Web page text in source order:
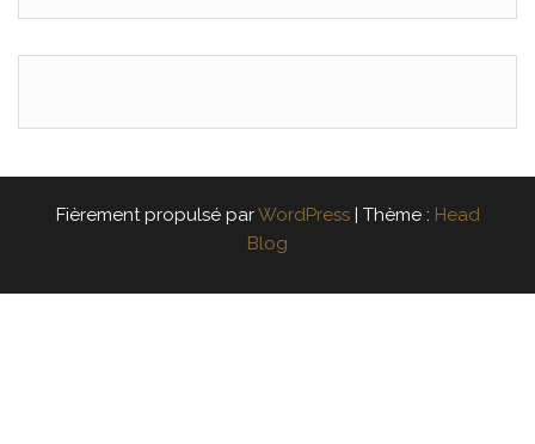
Fièrement propulsé parWordPress | Thème : Head
Blog